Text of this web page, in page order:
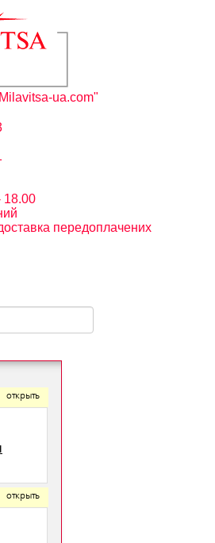
ua.com"
18.00
передоплачених
открыть
открыть